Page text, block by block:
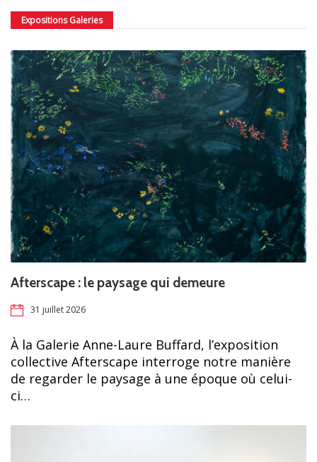
Expositions Galeries
Afterscape : le paysage qui demeure
31 juillet 2026
À la Galerie Anne-Laure Buffard, l’exposition
collective Afterscape interroge notre manière
de regarder le paysage à une époque où celui-
ci…